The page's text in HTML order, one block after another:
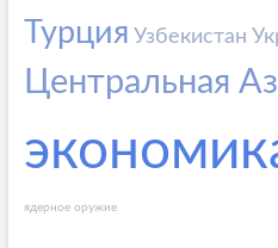
Турция Узбекистан
Центральная
ядерное оружие